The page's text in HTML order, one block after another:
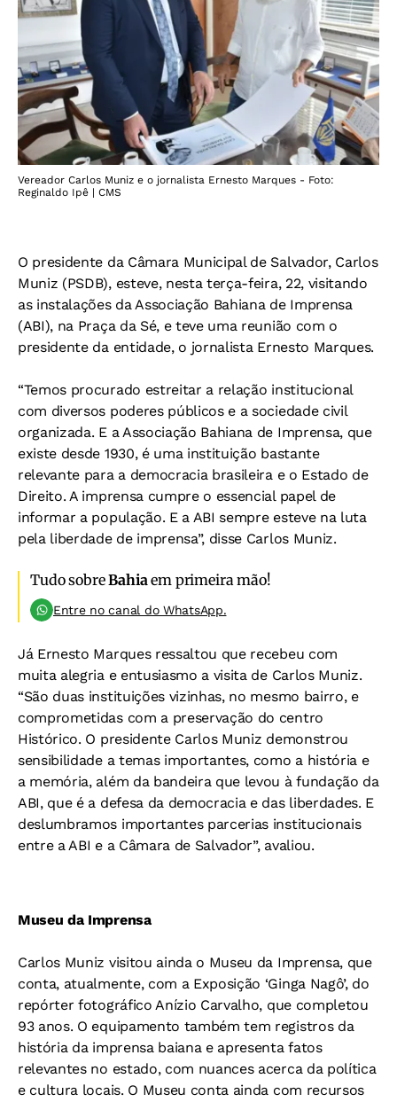
Vereador Carlos Muniz e o jornalista Ernesto Marques - Foto:
Reginaldo Ipê | CMS
O presidente da Câmara Municipal de Salvador, Carlos
Muniz (PSDB), esteve, nesta terça-feira, 22, visitando
as instalações da Associação Bahiana de Imprensa
(ABI), na Praça da Sé, e teve uma reunião com o
presidente da entidade, o jornalista Ernesto Marques.
“Temos procurado estreitar a relação institucional
com diversos poderes públicos e a sociedade civil
organizada. E a Associação Bahiana de Imprensa, que
existe desde 1930, é uma instituição bastante
relevante para a democracia brasileira e o Estado de
Direito. A imprensa cumpre o essencial papel de
informar a população. E a ABI sempre esteve na luta
pela liberdade de imprensa”, disse Carlos Muniz.
Tudo sobreBahiaem primeira mão!
Entre no canal do WhatsApp.
Já Ernesto Marques ressaltou que recebeu com
muita alegria e entusiasmo a visita de Carlos Muniz.
“São duas instituições vizinhas, no mesmo bairro, e
comprometidas com a preservação do centro
Histórico. O presidente Carlos Muniz demonstrou
sensibilidade a temas importantes, como a história e
a memória, além da bandeira que levou à fundação da
ABI, que é a defesa da democracia e das liberdades. E
deslumbramos importantes parcerias institucionais
entre a ABI e a Câmara de Salvador”, avaliou.
Museu da Imprensa
Carlos Muniz visitou ainda o Museu da Imprensa, que
conta, atualmente, com a Exposição ‘Ginga Nagô’, do
repórter fotográfico Anízio Carvalho, que completou
93 anos. O equipamento também tem registros da
história da imprensa baiana e apresenta fatos
relevantes no estado, com nuances acerca da política
e cultura locais. O Museu conta ainda com recursos